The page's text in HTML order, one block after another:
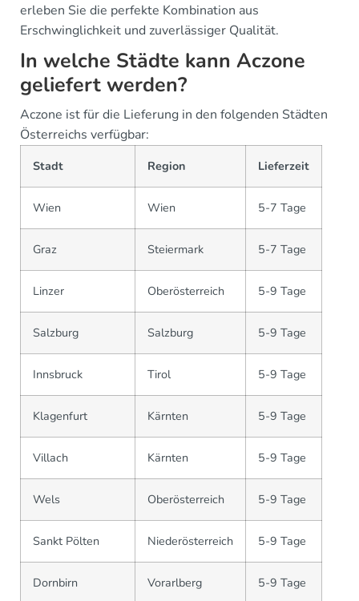
erleben Sie die perfekte Kombination aus
Erschwinglichkeit und zuverlässiger Qualität.
In welche Städte kann Aczone
geliefert werden?
Aczone ist für die Lieferung in den folgenden Städten
Österreichs verfügbar:
Stadt Region Lieferzeit
Wien Wien 5-7 Tage
Graz Steiermark 5-7 Tage
Linzer Oberösterreich 5-9 Tage
Salzburg Salzburg 5-9 Tage
Innsbruck Tirol 5-9 Tage
Klagenfurt Kärnten 5-9 Tage
Villach Kärnten 5-9 Tage
Wels Oberösterreich 5-9 Tage
Sankt Pölten Niederösterreich 5-9 Tage
Dornbirn Vorarlberg 5-9 Tage